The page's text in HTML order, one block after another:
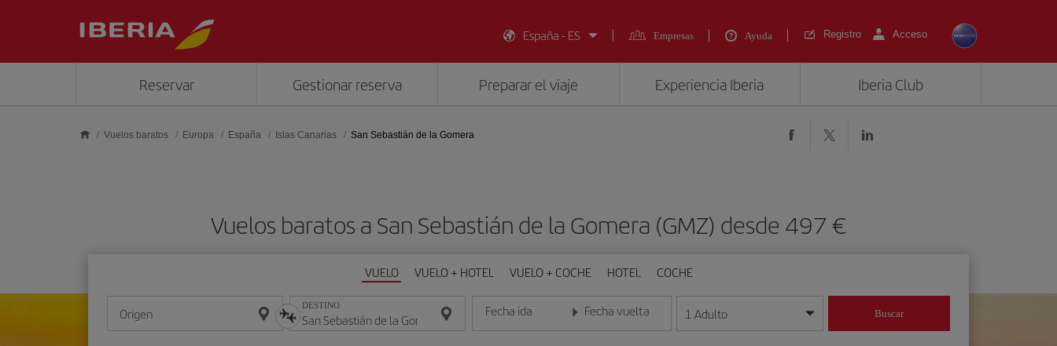
España - ES
Empresas Ayuda Registro Acceso
Reservar Gestionar reserva Preparar el viaje Experiencia Iberia Iberia Club
Vuelos baratos Europa España Islas Canarias San Sebastián de la Gomera
Vuelos baratos a San Sebastián de la Gomera (GMZ) desde 497 €
VUELO VUELO + HOTEL VUELO + COCHE HOTEL COCHE
Origen DESTINO Fecha ida
Introduce la fecha en formato día/mes/año
Fecha vuelta
Introduce la fecha en formato día/mes/año
1 Adulto Buscar